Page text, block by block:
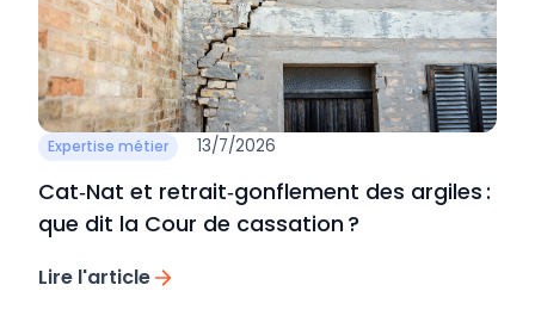
Expertise métier 13/7/2026
Cat‑Nat et retrait‑gonflement des argiles :
que dit la Cour de cassation ?
Lire l'article